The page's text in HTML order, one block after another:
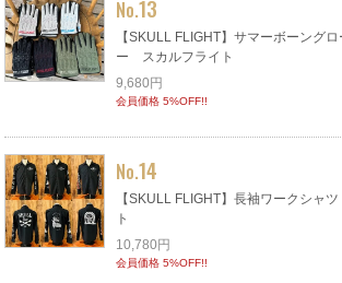
No.13
【SKULL FLIGHT】サマーボーン
ー スカルフライト
9,680円
会員価格 5%OFF!!
No.14
【SKULL FLIGHT】長袖ワークシ
ト
10,780円
会員価格 5%OFF!!